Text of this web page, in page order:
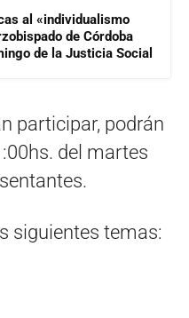
al «individualismo
de Córdoba
de la Justicia Social
participar, podrán
del martes
siguientes temas: